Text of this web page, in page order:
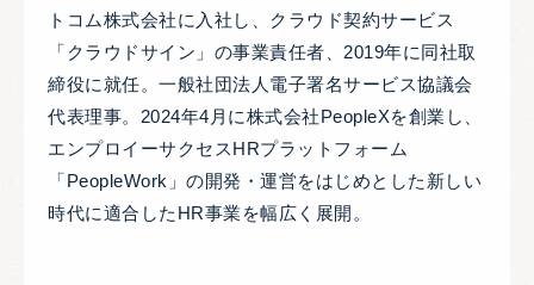
トコム株式会社に入社し、クラウド契約サービス
「クラウドサイン」の事業責任者、2019年に同社取
締役に就任。一般社団法人電子署名サービス協議会
代表理事。2024年4月に株式会社PeopleXを創業し、
エンプロイーサクセスHRプラットフォーム
「PeopleWork」の開発・運営をはじめとした新しい
時代に適合したHR事業を幅広く展開。